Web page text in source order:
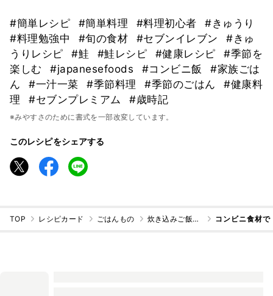
#簡単レシピ #簡単料理 #料理初心者
#きゅうり
#料理勉強中
#旬の食材 #セブンイレブン
#きゅ
うりレシピ
#鮭 #鮭レシピ #健康レシピ
#季節を
楽しむ
#japanesefoods #コンビニ飯
#家族ごは
ん
#一汁一菜 #季節料理 #季節のごはん
#健康料
理
#セブンプレミアム #歳時記
※みやすさのために書式を一部改変しています。
このレシピをシェアする
TOP レシピカード ごはんもの 炊き込みご飯・混ぜご飯 コンビニ食材